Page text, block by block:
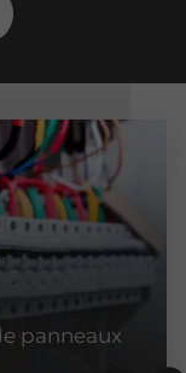
panneaux